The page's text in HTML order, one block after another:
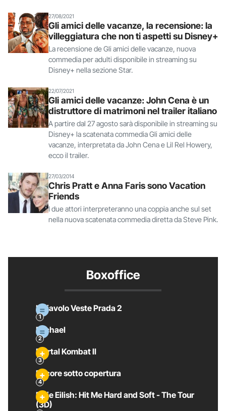
27/08/2021
Gli amici delle vacanze, la recensione: la
villeggiatura che non ti aspetti su Disney+
La recensione de Gli amici delle vacanze, nuova
commedia per adulti disponibile in streaming su
Disney+ nella sezione Star.
22/07/2021
Gli amici delle vacanze: John Cena è un
distruttore di matrimoni nel trailer italiano
A partire dal 27 agosto sarà disponibile in streaming su
Disney+ la scatenata commedia Gli amici delle
vacanze, interpretata da John Cena e Lil Rel Howery,
ecco il trailer.
27/03/2014
Chris Pratt e Anna Faris sono Vacation
Friends
I due attori interpreteranno una coppia anche sul set
nella nuova scatenata commedia diretta da Steve Pink.
Boxoffice
Il Diavolo Veste Prada 2
Michael
Mortal Kombat II
Pecore sotto copertura
Billie Eilish: Hit Me Hard and Soft - The Tour
(3D)